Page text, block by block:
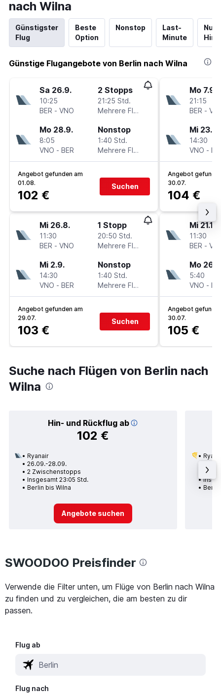
nach Wilna
Günstigster
Flug
Beste
Option
Nonstop
Last-
Minute
Nur
Günstige Flugangebote von Berlin nach Wilna
Sa 26.9.
10:25
BER - VNO
2 Stopps
21:25 Std.
Mehrere Fluglinien
Mo 28.9.
8:05
VNO - BER
Nonstop
1:40 Std.
Mehrere Fluglinien
Angebot gefunden am
01.08.
102 €
Suchen
Mi 26.8.
11:30
BER - VNO
1 Stopp
20:50 Std.
Mehrere Fluglinien
Mi 2.9.
14:30
VNO - BER
Nonstop
1:40 Std.
Mehrere Fluglinien
Angebot gefunden am
29.07.
103 €
Suchen
Mo 7.9.
21:15
BER -
Mi 23.9.
14:30
VNO -
Angebot
30.07.
104 €
Mi 21.10.
11:30
BER -
Mo
5:40
VNO -
Angebot
30.07.
105 €
Suche nach Flügen von Berlin nach
Wilna
Hin- und Rückflug ab
102 €
Ryanair
26.09.-28.09.
2 Zwischenstopps
Insgesamt 23:05 Std.
Berlin bis Wilna
Angebote suchen
SWOODOO Preisfinder
Verwende die Filter unten, um Flüge von Berlin nach Wilna
zu finden und zu vergleichen, die am besten zu dir
passen.
Flug ab
Flug nach